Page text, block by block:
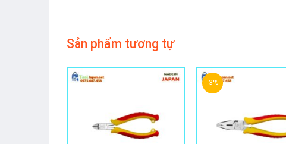
Sản phẩm tương tự
-3%